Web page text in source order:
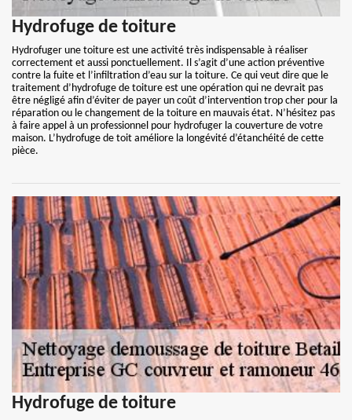
Hydrofuge de toiture
Hydrofuger une toiture est une activité très indispensable à réaliser
correctement et aussi ponctuellement. Il s’agit d’une action préventive
contre la fuite et l’infiltration d’eau sur la toiture. Ce qui veut dire que le
traitement d’hydrofuge de toiture est une opération qui ne devrait pas
être négligé afin d’éviter de payer un coût d’intervention trop cher pour la
réparation ou le changement de la toiture en mauvais état. N’hésitez pas
à faire appel à un professionnel pour hydrofuger la couverture de votre
maison. L’hydrofuge de toit améliore la longévité d’étanchéité de cette
pièce.
Hydrofuge de toiture